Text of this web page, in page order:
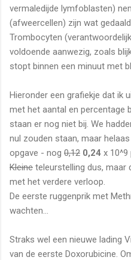
vermaledijde lymfoblasten)
(afweercellen) zijn wat
Trombocyten
voldoende aanwezig, zoals
stopt binnen een minuut met
Hieronder een grafiekje dat ik
met het aantal en percentage
staan er nog niet bij. We
nul zouden staan, maar
opgave - nog 0,12 0,24 x 10^9
Kleine teleurstelling dus, maar
met het verdere verloop.
De eerste ruggenprik met
wachten...
Straks wel een nieuwe lading
van de eerste Doxorubicine.